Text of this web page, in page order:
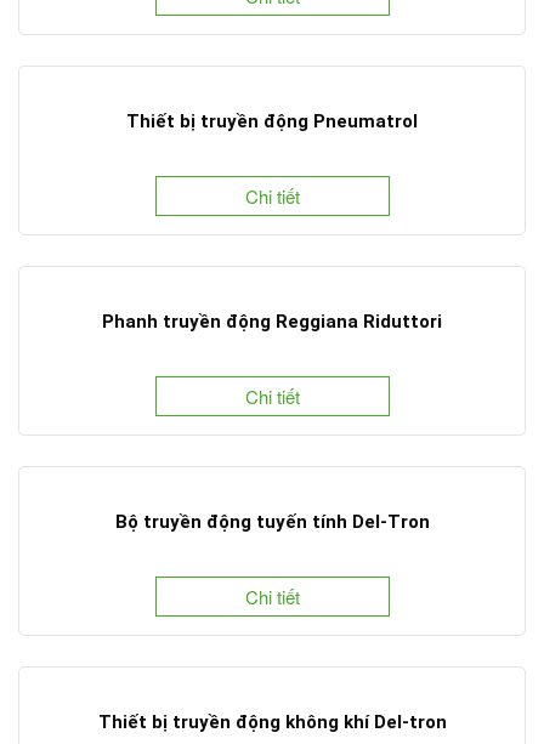
Thiết bị truyền động Pneumatrol
Chi tiết
Phanh truyền động Reggiana Riduttori
Chi tiết
Bộ truyền động tuyến tính Del-Tron
Chi tiết
Thiết bị truyền động không khí Del-tron